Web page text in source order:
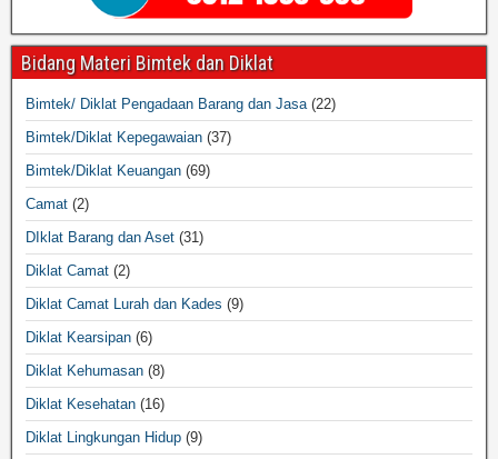
Bidang Materi Bimtek dan Diklat
Bimtek/ Diklat Pengadaan Barang dan Jasa(22)
Bimtek/Diklat Kepegawaian (37)
Bimtek/Diklat Keuangan (69)
Camat (2)
DIklat Barang dan Aset (31)
Diklat Camat (2)
Diklat Camat Lurah dan Kades (9)
Diklat Kearsipan (6)
Diklat Kehumasan (8)
Diklat Kesehatan (16)
Diklat Lingkungan Hidup (9)